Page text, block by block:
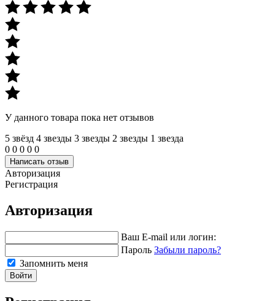
У данного товара пока нет отзывов
5 звёзд 4 звeзды 3 звeзды 2 звeзды 1 звeзда
0 0 0 0 0
Написать отзыв
Авторизация
Регистрация
Авторизация
Ваш E-mail или логин:
Пароль Забыли пароль?
Запомнить меня
Войти